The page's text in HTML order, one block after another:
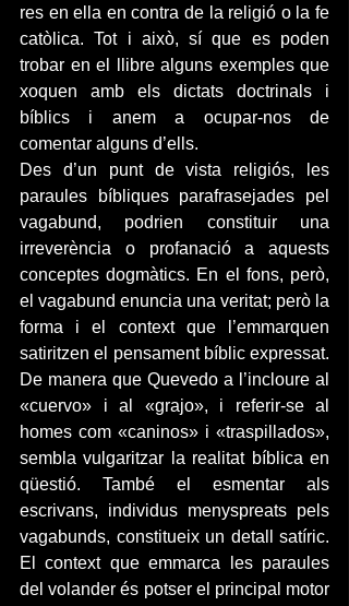
res en ella en contra de la religió o la fe
catòlica. Tot i això, sí que es poden
trobar en el llibre alguns exemples que
xoquen amb els dictats doctrinals i
bíblics i anem a ocupar-nos de
comentar alguns d’ells.
Des d’un punt de vista religiós, les
paraules bíbliques parafrasejades pel
vagabund, podrien constituir una
irreverència o profanació a aquests
conceptes dogmàtics. En el fons, però,
el vagabund enuncia una veritat; però la
forma i el context que l’emmarquen
satiritzen el pensament bíblic expressat.
De manera que Quevedo a l’incloure al
«cuervo» i al «grajo», i referir-se al
homes com «caninos» i «traspillados»,
sembla vulgaritzar la realitat bíblica en
qüestió. També el esmentar als
escrivans, individus menyspreats pels
vagabunds, constitueix un detall satíric.
El context que emmarca les paraules
del volander és potser el principal motor